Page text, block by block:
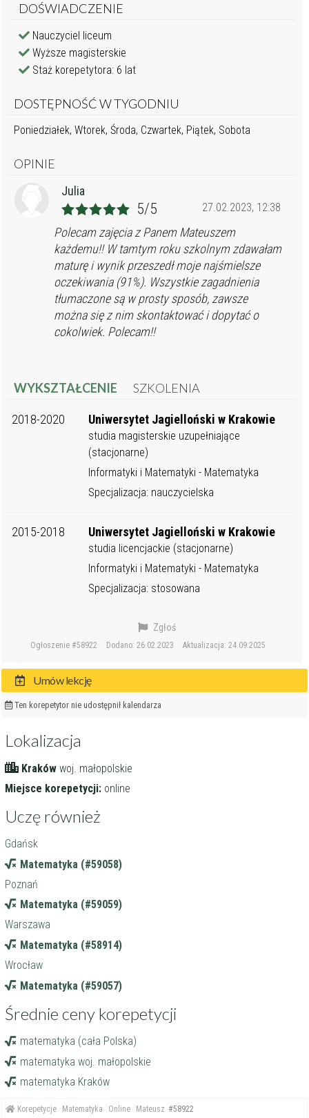
DOŚWIADCZENIE
Nauczyciel liceum
Wyższe magisterskie
Staż korepetytora: 6 lat
DOSTĘPNOŚĆ W TYGODNIU
Poniedziałek, Wtorek, Środa, Czwartek, Piątek, Sobota
OPINIE
Julia
27.02.2023, 12:38
5/5
Polecam zajęcia z Panem Mateuszem
każdemu!! W tamtym roku szkolnym zdawałam
maturę i wynik przeszedł moje najśmielsze
oczekiwania (91%). Wszystkie zagadnienia
tłumaczone są w prosty sposób, zawsze
można się z nim skontaktować i dopytać o
cokolwiek. Polecam!!
WYKSZTAŁCENIE SZKOLENIA
2018-2020 Uniwersytet Jagielloński w Krakowie
studia magisterskie uzupełniające
(stacjonarne)
Informatyki i Matematyki - Matematyka
Specjalizacja: nauczycielska
2015-2018 Uniwersytet Jagielloński w Krakowie
studia licencjackie (stacjonarne)
Informatyki i Matematyki - Matematyka
Specjalizacja: stosowana
Ogłoszenie #58922 Dodano: 26.02.2023 Aktualizacja: 24.09.2025
Zgłoś
Umów lekcję
Ten korepetytor nie udostępnił kalendarza
Lokalizacja
Kraków woj. małopolskie
Miejsce korepetycji: online
Uczę również
Gdańsk
Matematyka (#59058)
Poznań
Matematyka (#59059)
Warszawa
Matematyka (#58914)
Wrocław
Matematyka (#59057)
Średnie ceny korepetycji
matematyka (cała Polska)
matematyka woj. małopolskie
matematyka Kraków
Korepetycje Matematyka Online Mateusz #58922